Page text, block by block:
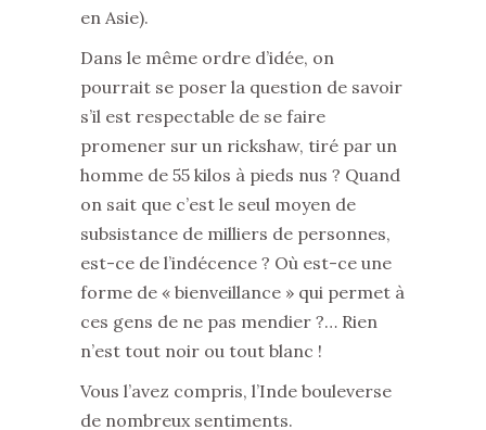
en Asie).
Dans le même ordre d’idée, on
pourrait se poser la question de savoir
s’il est respectable de se faire
promener sur un rickshaw, tiré par un
homme de 55 kilos à pieds nus ? Quand
on sait que c’est le seul moyen de
subsistance de milliers de personnes,
est-ce de l’indécence ? Où est-ce une
forme de « bienveillance » qui permet à
ces gens de ne pas mendier ?… Rien
n’est tout noir ou tout blanc !
Vous l’avez compris, l’Inde bouleverse
de nombreux sentiments.